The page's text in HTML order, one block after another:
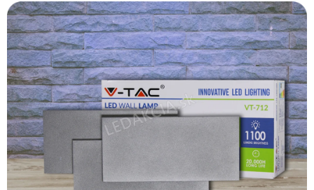
a
produsului
este
0.0
din
5
stele.